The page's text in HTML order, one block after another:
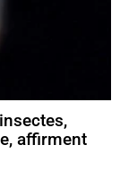
affirment